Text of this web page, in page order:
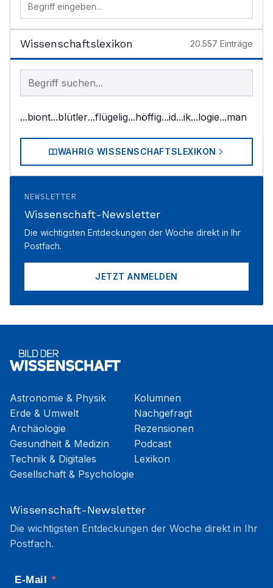
Wissenschaftslexikon 20.557 Einträge
Begriff im Lexikon suchen
...biont...blütler...flügelig...höffig...id...ik...logie...man
WAHRIG WISSENSCHAFTSLEXIKON
NEWSLETTER
Wissenschaft-Newsletter
Die wichtigsten Entdeckungen der Woche direkt in Ihr
Postfach.
JETZT ANMELDEN
Astronomie & Physik
Erde & Umwelt
Archäologie
Gesundheit & Medizin
Technik & Digitales
Gesellschaft & Psychologie
Kolumnen
Nachgefragt
Rezensionen
Podcast
Lexikon
Wissenschaft-Newsletter
Die wichtigsten Entdeckungen der Woche direkt in Ihr
Postfach.